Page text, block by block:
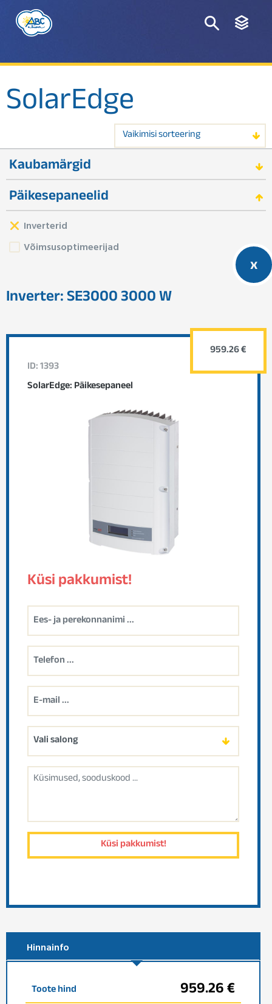
SolarEdge
Vaikimisi sorteering
Kaubamärgid
Päikesepaneelid
Inverterid
Võimsusoptimeerijad
Inverter: SE3000 3000 W
x
ID: 1393
SolarEdge: Päikesepaneel
Küsi pakkumist!
959.26 €
Hinnainfo
Toote hind 959.26 €